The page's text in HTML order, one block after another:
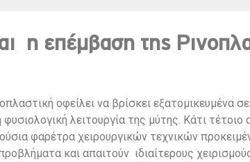
η επέμβαση της
οφείλει να βρίσκει εξατομικευμένα
λειτουργία της μύτης. Κάτι
φαρέτρα χειρουργικών τεχνικών
και απαιτούν ιδιαίτερους